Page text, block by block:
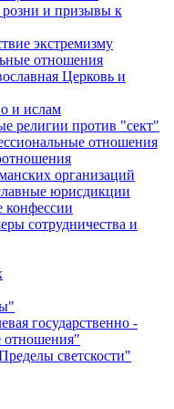
розни и призывы к
экстремизму
отношения
Церковь и
и ислам
религии против "сект"
отношения
организаций
юрисдикции
конфессии
сотрудничества и
государственно -
отношения"
светскости"